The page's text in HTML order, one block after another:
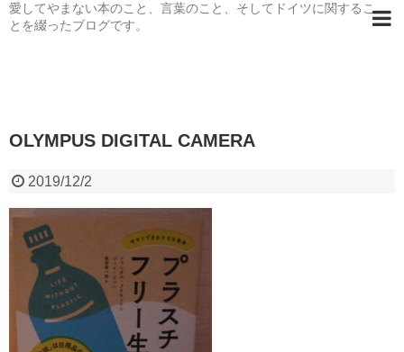
愛してやまない本のこと、言葉のこと、そしてドイツに関するこ
とを綴ったブログです。
OLYMPUS DIGITAL CAMERA
2019/12/2